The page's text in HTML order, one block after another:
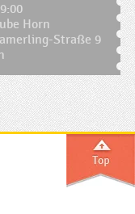
Horn
Straße 9